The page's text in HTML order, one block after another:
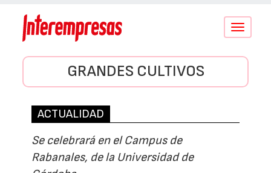
Conmutar
GRANDES CULTIVOS
ACTUALIDAD
Se celebrará en el Campus de
Rabanales, de la Universidad de